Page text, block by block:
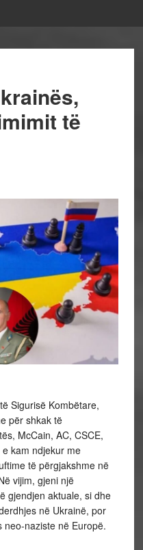
të
Sigurisë Kombëtare,
për shkak të
McCain, AC, CSCE,
kam ndjekur me
të përgjakshme në
vijim, gjeni një
gjendjen aktuale, si dhe
në Ukrainë, por
naziste në Europë.